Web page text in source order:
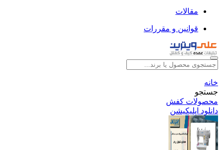
مقالات
قوانین و مقررات
خانه
جستجو
محصولات کفش
دانلود اپلیکیشن